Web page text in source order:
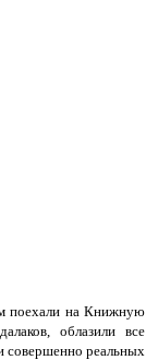
поехали на Книжную
облазили все
совершенно реальных